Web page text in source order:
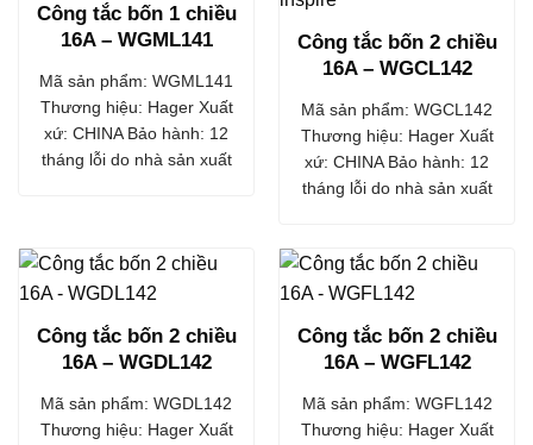
Công tắc bốn 1 chiều
16A – WGML141
Mã sản phẩm: WGML141
Thương hiệu: Hager Xuất
xứ: CHINA Bảo hành: 12
tháng lỗi do nhà sản xuất
Công tắc bốn 2 chiều
16A – WGCL142
Mã sản phẩm: WGCL142
Thương hiệu: Hager Xuất
xứ: CHINA Bảo hành: 12
tháng lỗi do nhà sản xuất
Công tắc bốn 2 chiều
16A – WGDL142
Mã sản phẩm: WGDL142
Thương hiệu: Hager Xuất
Công tắc bốn 2 chiều
16A – WGFL142
Mã sản phẩm: WGFL142
Thương hiệu: Hager Xuất